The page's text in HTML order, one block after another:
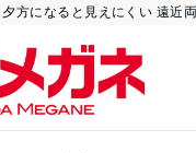
方になると見えにくい 遠近